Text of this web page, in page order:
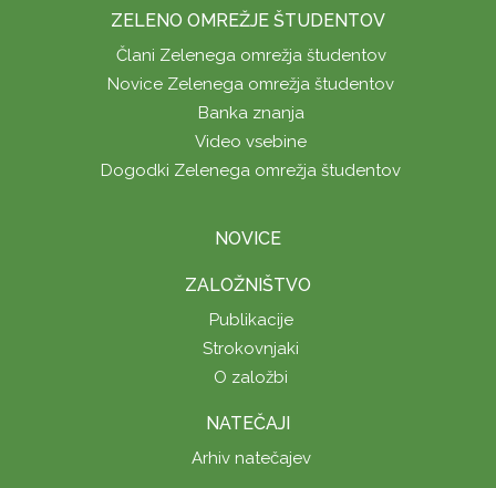
ZELENO OMREŽJE ŠTUDENTOV
Člani Zelenega omrežja študentov
Novice Zelenega omrežja študentov
Banka znanja
Video vsebine
Dogodki Zelenega omrežja študentov
NOVICE
ZALOŽNIŠTVO
Publikacije
Strokovnjaki
O založbi
NATEČAJI
Arhiv natečajev